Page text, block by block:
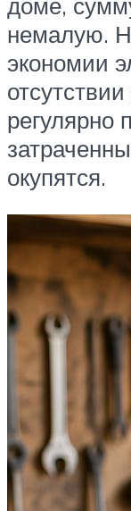
немалую.
экономии
регулярно
окупятся.